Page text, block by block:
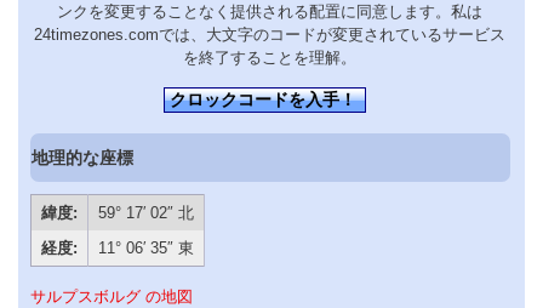
ンクを変更することなく提供される配置に同意します。私は
24timezones.comでは、大文字のコードが変更されているサービス
を終了することを理解。
クロックコードを入手！
地理的な座標
緯度:
59° 17′ 02″ 北
経度:
11° 06′ 35″ 東
サルプスボルグ の地図